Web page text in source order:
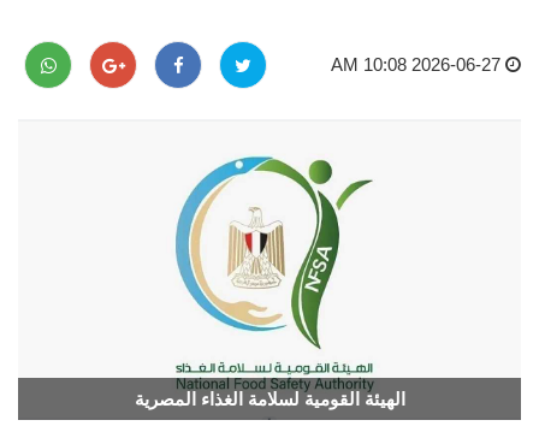
2026-06-27 10:08 AM
الهيئة القومية لسلامة الغذاء المصرية